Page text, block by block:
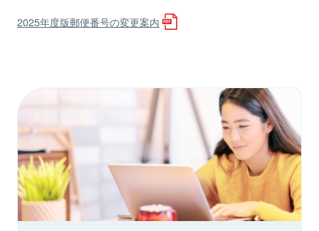
2025年度版郵便番号の変更案内